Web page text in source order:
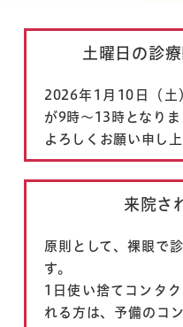
土曜日の診
2026年1月10日（土
が9時～13時となりま
よろしくお願い申し上
来院さ
原則として、裸眼で
す。
1日使い捨てコンタ
れる方は、予備のコ